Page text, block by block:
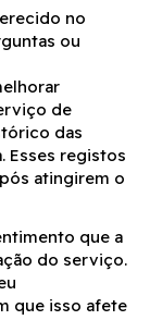
no
ou
de
das
Esses registos
atingirem o
que a
do serviço.
que isso afete